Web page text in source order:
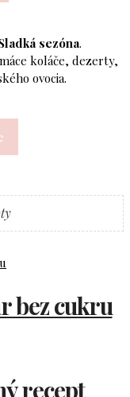
sezóna.
koláče, dezerty,
ovocia.
bez cukru
recept